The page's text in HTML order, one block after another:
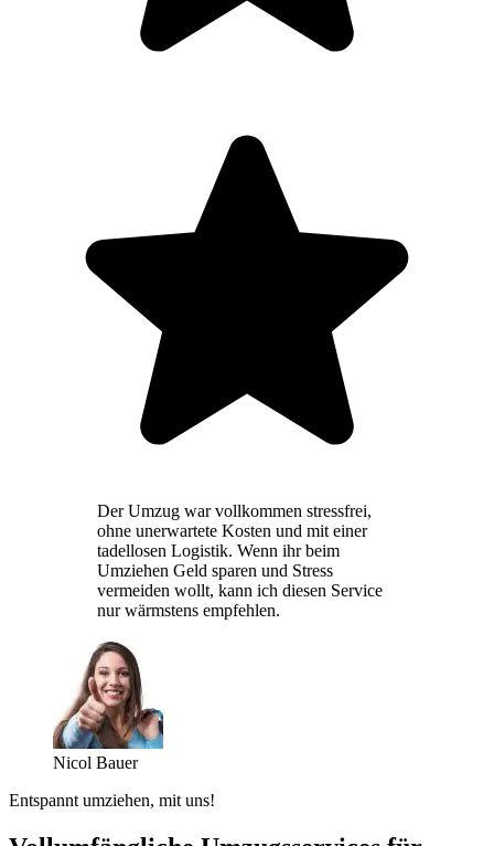
Der Umzug war vollkommen stressfrei,
ohne unerwartete Kosten und mit einer
tadellosen Logistik. Wenn ihr beim
Umziehen Geld sparen und Stress
vermeiden wollt, kann ich diesen Service
nur wärmstens empfehlen.
Nicol Bauer
Entspannt umziehen, mit uns!